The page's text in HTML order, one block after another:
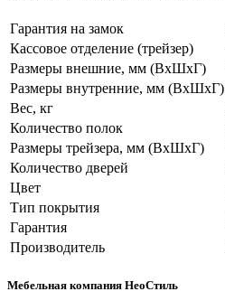
Гарантия на замок
Кассовое отделение (трейзер)
Размеры внешние, мм (ВхШхГ)
Размеры внутренние, мм (ВхШхГ)
Вес, кг
Количество полок
Размеры трейзера, мм (ВхШхГ)
Количество дверей
Цвет
Тип покрытия
Гарантия
Производитель
Мебельная компания НеоСтиль